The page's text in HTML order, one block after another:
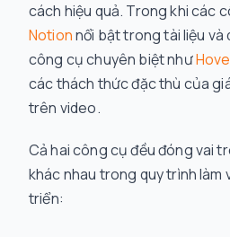
cách hiệu quả. Trong khi các
Notionnổi bật trong tài liệu và
công cụ chuyên biệt như
các thách thức đặc thù của
trên video.
Cả hai công cụ đều đóng vai
khác nhau trong quy trình làm
triển: